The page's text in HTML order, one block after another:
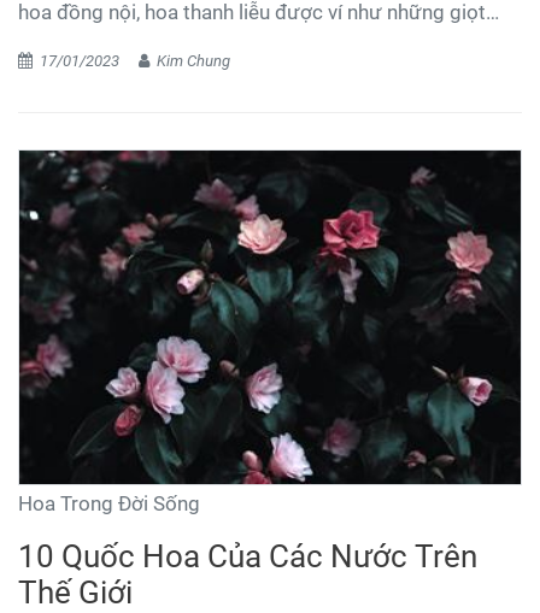
hoa đồng nội, hoa thanh liễu được ví như những giọt
hoa Kim Kiều mua hoa hoặc ib shop thường hay hỏi
giá cũng như độ bền của hoa thanh liễu như thế nào thì
cùng tìm hiểu qua bài viết dưới đây nhé.
17/01/2023 Kim Chung
Hoa Trong Đời Sống
10 Quốc Hoa Của Các Nước Trên
Thế Giới